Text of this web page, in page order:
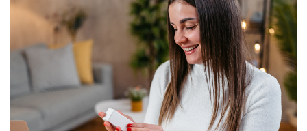
Americas
Asia/Pacific
Central Asia